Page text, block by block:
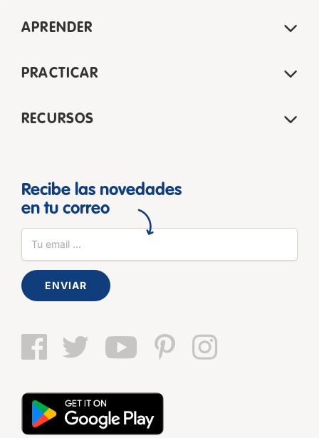
APRENDER
PRACTICAR
RECURSOS
Recibe las novedades
en tu correo
ENVIAR